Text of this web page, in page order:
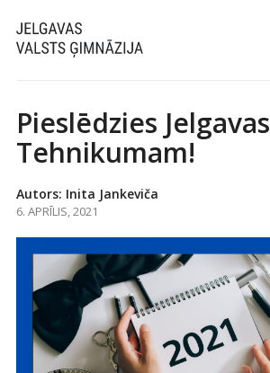
Pieslēdzies Jelgavas
Tehnikumam!
Autors: Inita Jankeviča
6. APRĪLIS, 2021